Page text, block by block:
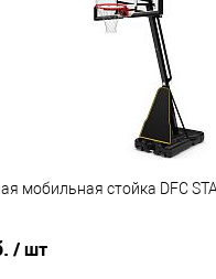
мобильная стойка DFC
/ шт